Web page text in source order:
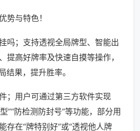
势与特色！
吗；支持透视全局牌型、智能出
提高好牌率及快速自摸等操作，
结果，提升胜率。
；用户可通过第三方软件实现
”“防检测防封号”等功能，部分用
存在“牌特别好”或“透视他人牌